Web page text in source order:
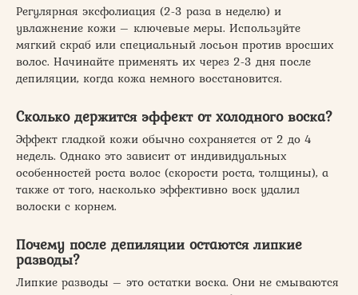
Регулярная эксфолиация (2-3 раза в неделю) и
увлажнение кожи – ключевые меры. Используйте
мягкий скраб или специальный лосьон против вросших
волос. Начинайте применять их через 2-3 дня после
депиляции, когда кожа немного восстановится.
Сколько держится эффект от холодного воска?
Эффект гладкой кожи обычно сохраняется от 2 до 4
недель. Однако это зависит от индивидуальных
особенностей роста волос (скорости роста, толщины), а
также от того, насколько эффективно воск удалил
волоски с корнем.
Почему после депиляции остаются липкие
разводы?
Липкие разводы – это остатки воска. Они не смываются